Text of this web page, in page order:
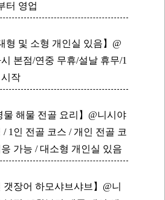
터 영업
형 및 소형 개인실 있음】@
본점/연중 무휴/설날 휴무/1
작
물 해물 전골 요리】@니시야
1인 전골 코스 / 개인 전골 코
가능 / 대소형 개인실 있음
장어 하모샤브샤브】@니